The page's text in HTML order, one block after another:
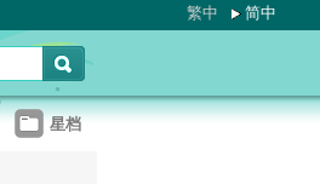
繁中 简中
星档